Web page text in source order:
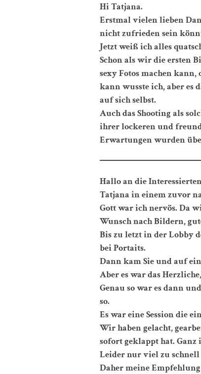
Hi Tatjana.
Erstmal vielen lieben
nicht zufrieden sein
Jetzt weiß ich alles
Schon als wir die ersten
sexy Fotos machen
kann wusste ich, aber es
auf sich selbst.
Auch das Shooting als
ihrer lockeren und
Erwartungen wurden
Hallo an die
Tatjana in einem zuvor
Gott war ich nervös. Da
Wunsch nach Bildern,
Bis zu letzt in der Lobby
bei Portaits.
Dann kam Sie und auf
Aber es war das
Genau so war es dann
so.
Es war eine Session die
Wir haben gelacht,
sofort geklappt hat. Ganz
Leider nur viel zu
Daher meine